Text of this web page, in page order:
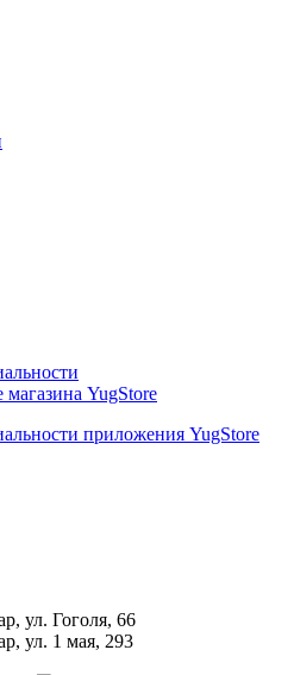
YugStore
приложения YugStore
ул. Гоголя, 66
ул. 1 мая, 293